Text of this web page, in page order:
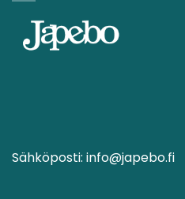
Sähköposti: info@japebo.fi